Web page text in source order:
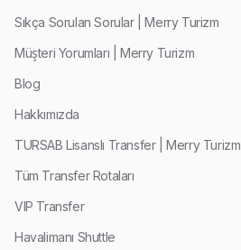
Sıkça Sorulan Sorular | Merry Turizm
Müşteri Yorumları | Merry Turizm
Blog
Hakkımızda
TURSAB Lisanslı Transfer | Merry Turizm
Tüm Transfer Rotaları
VIP Transfer
Havalimanı Shuttle